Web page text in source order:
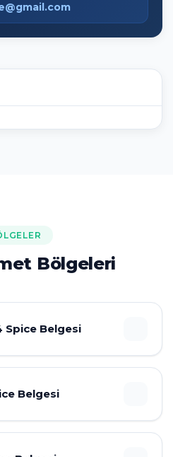
Bölgeleri
Spice Belgesi
Belgesi